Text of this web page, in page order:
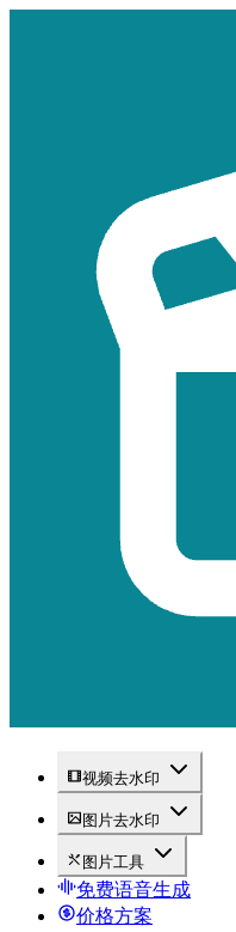
视频去水印
图片去水印
图片工具
免费语音生成
价格方案